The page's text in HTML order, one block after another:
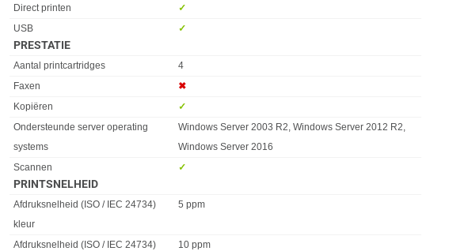
Eigenschap Waarde
Direct printen
✓︎
USB
✓︎
PRESTATIE
Eigenschap Waarde
Aantal printcartridges
4
Faxen
✖︎
Kopiëren
✓︎
Ondersteunde server operating
systems
Windows Server 2003 R2, Windows Server 2012 R2,
Windows Server 2016
Scannen
✓︎
PRINTSNELHEID
Eigenschap Waarde
Afdruksnelheid (ISO / IEC 24734)
kleur
5 ppm
Afdruksnelheid (ISO / IEC 24734)
10 ppm